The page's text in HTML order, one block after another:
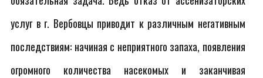
услуг в г. Вербовцы приводит к различным негативным
последствиям: начиная с неприятного запаха, появления
огромного количества насекомых и заканчивая